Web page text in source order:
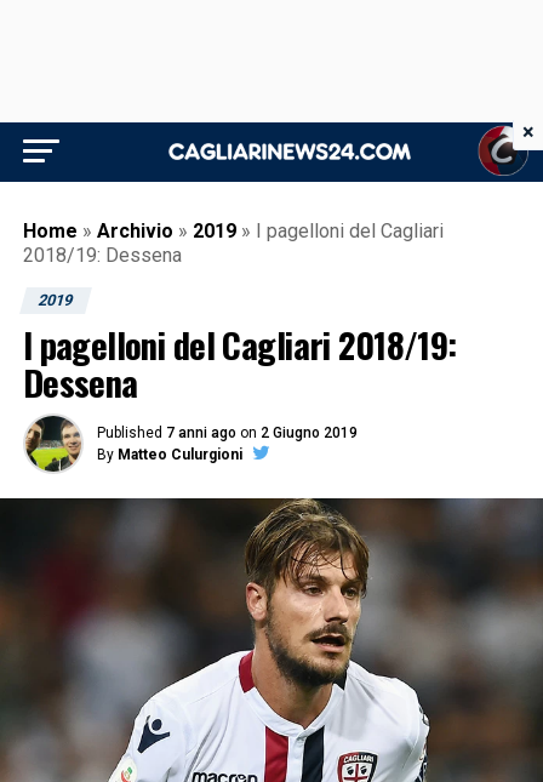
Home » Archivio » 2019 » I pagelloni del Cagliari
2018/19: Dessena
2019
I pagelloni del Cagliari 2018/19:
Dessena
Published 7 anni ago on 2 Giugno 2019
By Matteo Culurgioni
×